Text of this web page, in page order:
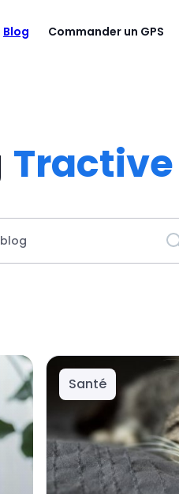
Blog Commander un GPS
Tractive
Santé